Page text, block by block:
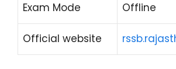
Exam Mode Offline
Official website